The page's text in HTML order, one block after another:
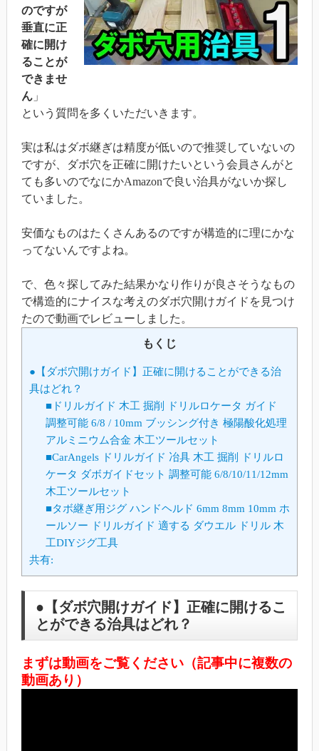
のですが
垂直に正
確に開け
ることが
できませ
ん」
という質問を多くいただいきます。
実は私はダボ継ぎは精度が低いので推奨していないの
ですが、ダボ穴を正確に開けたいという会員さんがと
ても多いのでなにかAmazonで良い治具がないか探し
ていました。
安価なものはたくさんあるのですが構造的に理にかな
ってないんですよね。
で、色々探してみた結果かなり作りが良さそうなもの
で構造的にナイスな考えのダボ穴開けガイドを見つけ
たので動画でレビューしました。
もくじ
●【ダボ穴開けガイド】正確に開けることができる治
具はどれ？
■ドリルガイド 木工 掘削 ドリルロケータ ガイド
調整可能 6/8 / 10mm ブッシング付き 極陽酸化処理
アルミニウム合金 木工ツールセット
■CarAngels ドリルガイド 冶具 木工 掘削 ドリルロ
ケータ ダボガイドセット 調整可能 6/8/10/11/12mm
木工ツールセット
■タボ継ぎ用ジグ ハンドヘルド 6mm 8mm 10mm ホ
ールソー ドリルガイド 適する ダウエル ドリル 木
工DIYジグ工具
共有:
●【ダボ穴開けガイド】正確に開けるこ
とができる治具はどれ？
まずは動画をご覧ください（記事中に複数の
動画あり）